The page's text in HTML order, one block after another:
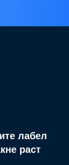
лабел
раст